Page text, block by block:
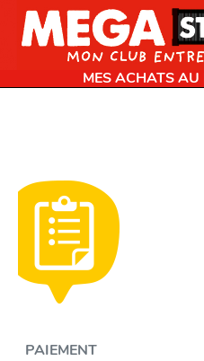
MES ACHATS AU
PAIEMENT